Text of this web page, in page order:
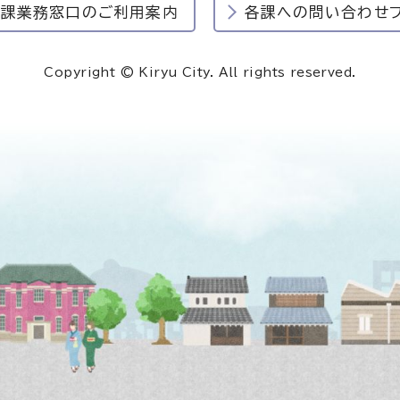
業務窓口のご利用案内 各課への問い合わせ
Copyright © Kiryu City. All rights reserved.